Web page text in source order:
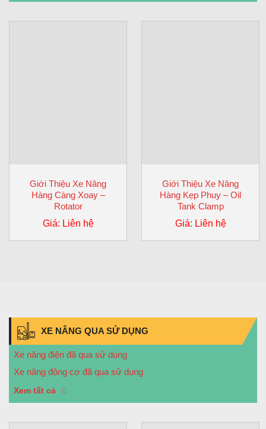
Giới Thiệu Xe Nâng
Hàng Càng Xoay –
Rotator
Giá: Liên hệ
Giới Thiệu Xe Nâng
Hàng Kẹp Phuy – Oil
Tank Clamp
Giá: Liên hệ
XE NÂNG QUA SỬ DỤNG
Xe nâng điện đã qua sử dụng
Xe nâng động cơ đã qua sử dụng
Xem tất cả